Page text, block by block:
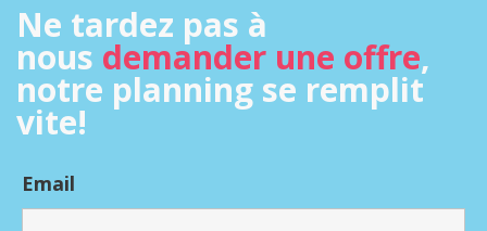
Ne tardez pas à
nous demander une offre,
notre planning se remplit
vite!
Email